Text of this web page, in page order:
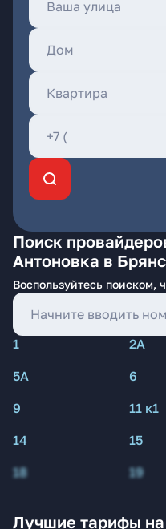
Поиск
Антоновка в
Воспользуйтесь поиском,
1 2А
5А
6
9
11 к1
14
15
18
19
Лучшие тарифы на